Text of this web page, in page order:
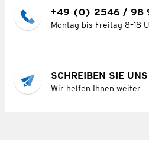
+49 (0) 2546 / 98
Montag bis Freitag 8–18
SCHREIBEN SIE UNS
Wir helfen Ihnen weiter